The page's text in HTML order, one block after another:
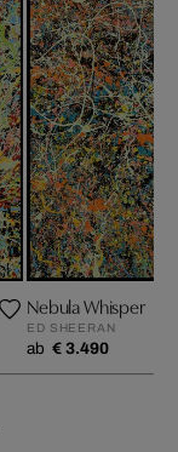
Nebula Whisper
ED SHEERAN
ab € 3.490